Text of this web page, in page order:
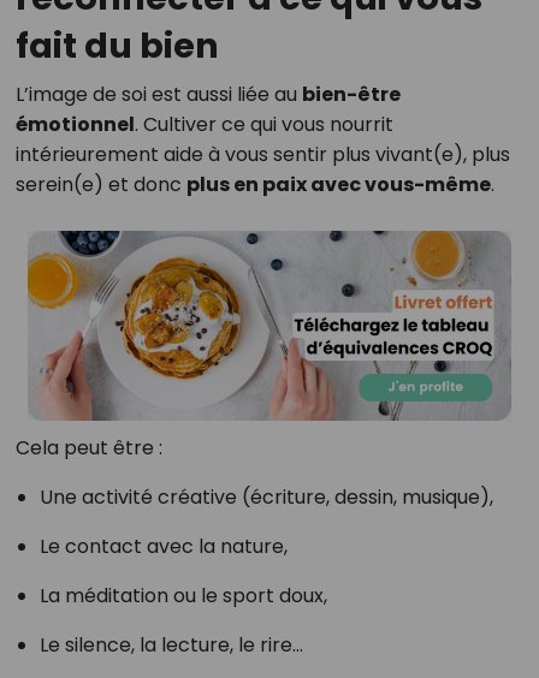
fait du bien
L’image de soi est aussi liée au bien-être
émotionnel. Cultiver ce qui vous nourrit
intérieurement aide à vous sentir plus vivant(e), plus
serein(e) et donc plus en paix avec vous-même.
Cela peut être :
Une activité créative (écriture, dessin, musique),
Le contact avec la nature,
La méditation ou le sport doux,
Le silence, la lecture, le rire…